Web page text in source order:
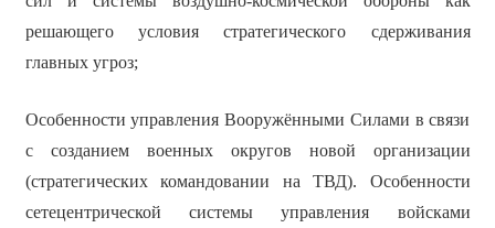
решающего условия стратегического сдерживания
главных угроз;
Особенности управления Вооружёнными Силами в связи
с созданием военных округов новой организации
(стратегических командовании на ТВД). Особенности
сетецентрической системы управления войсками